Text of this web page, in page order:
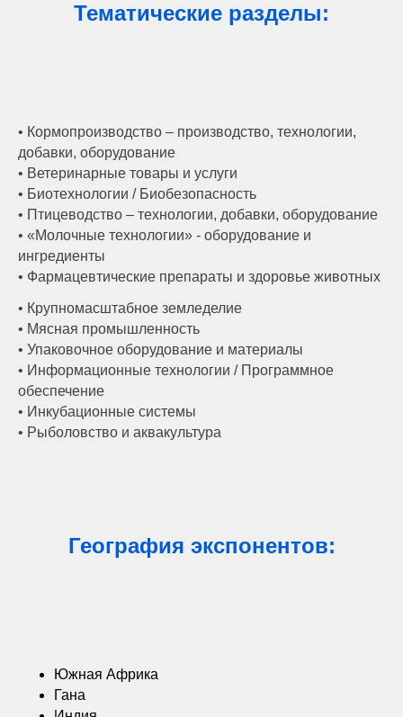
Тематические разделы:
• Кормопроизводство – производство, технологии,
добавки, оборудование
• Ветеринарные товары и услуги
• Биотехнологии / Биобезопасность
• Птицеводство – технологии, добавки, оборудование
• «Молочные технологии» - оборудование и
ингредиенты
• Фармацевтические препараты и здоровье животных
• Крупномасштабное земледелие
• Мясная промышленность
• Упаковочное оборудование и материалы
• Информационные технологии / Программное
обеспечение
• Инкубационные системы
• Рыболовство и аквакультура
География экспонентов:
Южная Африка
Гана